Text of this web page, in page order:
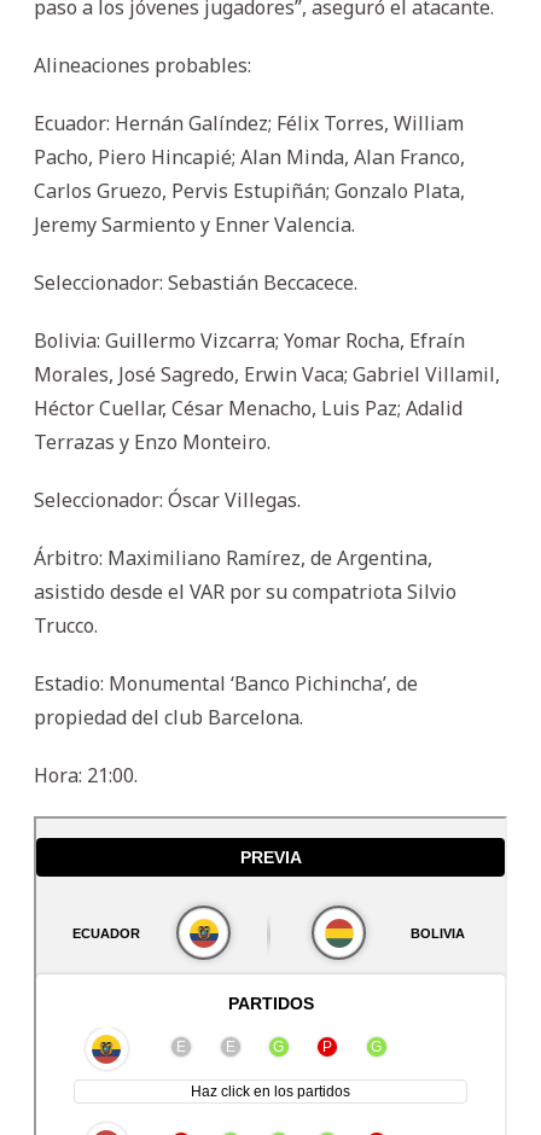
paso a los jóvenes jugadores”, aseguró el atacante.
Alineaciones probables:
Ecuador: Hernán Galíndez; Félix Torres, William
Pacho, Piero Hincapié; Alan Minda, Alan Franco,
Carlos Gruezo, Pervis Estupiñán; Gonzalo Plata,
Jeremy Sarmiento y Enner Valencia.
Seleccionador: Sebastián Beccacece.
Bolivia: Guillermo Vizcarra; Yomar Rocha, Efraín
Morales, José Sagredo, Erwin Vaca; Gabriel Villamil,
Héctor Cuellar, César Menacho, Luis Paz; Adalid
Terrazas y Enzo Monteiro.
Seleccionador: Óscar Villegas.
Árbitro: Maximiliano Ramírez, de Argentina,
asistido desde el VAR por su compatriota Silvio
Trucco.
Estadio: Monumental ‘Banco Pichincha’, de
propiedad del club Barcelona.
Hora: 21:00.